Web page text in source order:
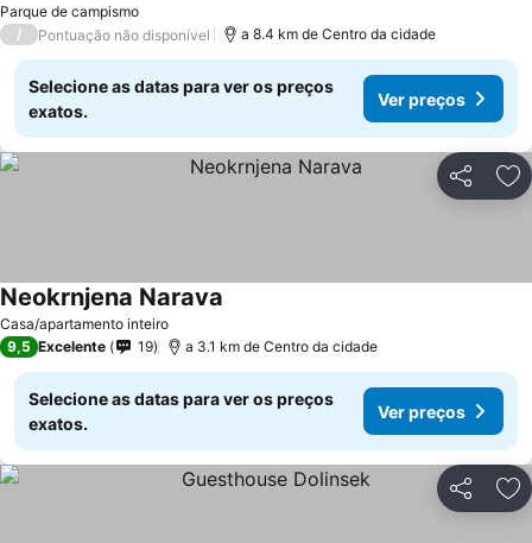
Parque de campismo
/ Pontuação não disponível a 8.4 km de Centro da cidade
Selecione as datas para ver os preços
exatos.
Ver preços
Partilhar
Casa/apartamento inteiro
Neokrnjena Narava
9,5 Excelente 19 a 3.1 km de Centro da cidade
Selecione as datas para ver os preços
exatos.
Ver preços
Partilhar